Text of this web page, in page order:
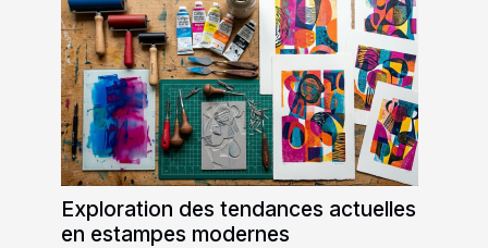
Exploration des tendances actuelles
en estampes modernes